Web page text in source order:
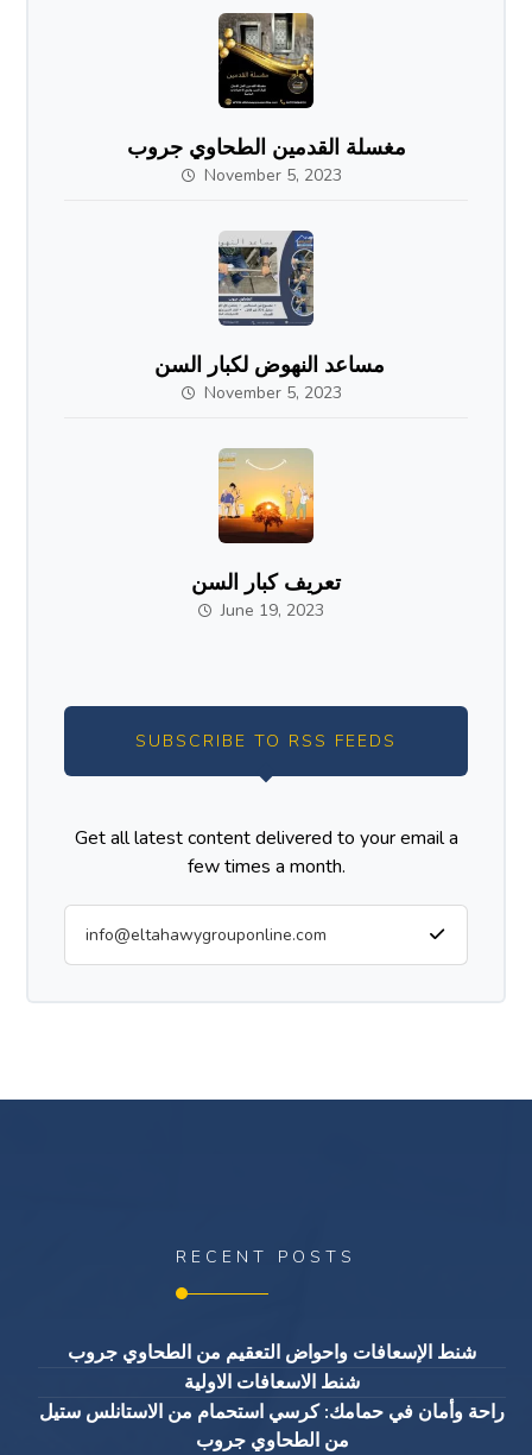
مغسلة القدمين الطحاوي جروب
November 5, 2023
مساعد النهوض لكبار السن
November 5, 2023
تعريف كبار السن
June 19, 2023
SUBSCRIBE TO RSS FEEDS
Get all latest content delivered to your email a
few times a month.
RECENT POSTS
شنط الإسعافات واحواض التعقيم من الطحاوي جروب
شنط الاسعافات الاولية
راحة وأمان في حمامك: كرسي استحمام من الاستانلس ستيل
من الطحاوي جروب